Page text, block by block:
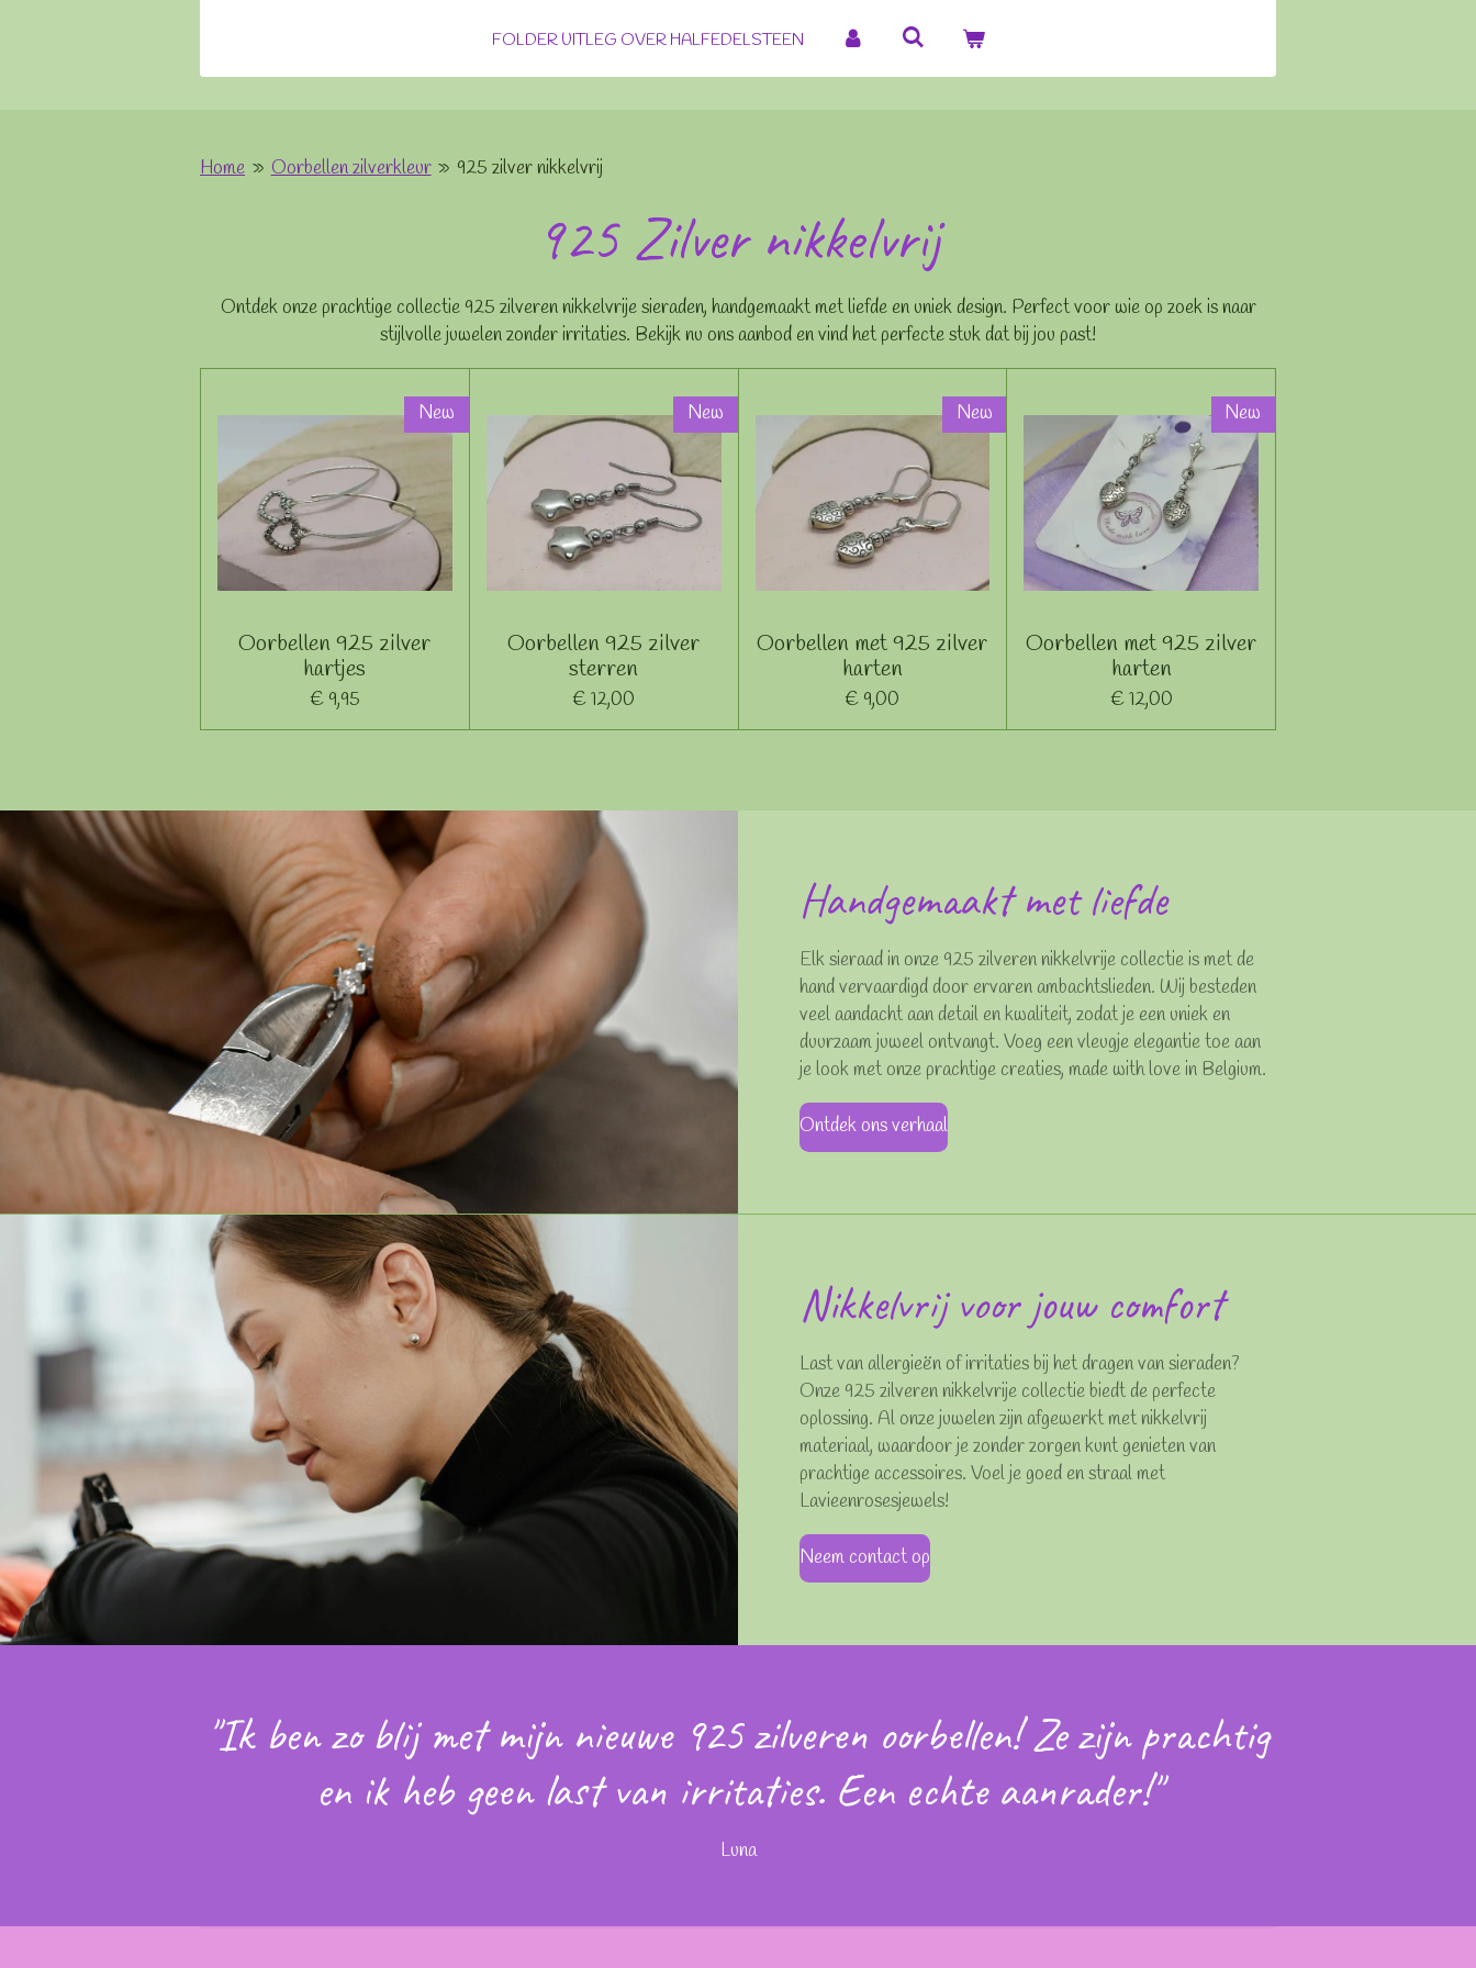
FOLDER UITLEG OVER HALFEDELSTEEN
Home » Oorbellen zilverkleur » 925 zilver nikkelvrij
925 Zilver nikkelvrij
Ontdek onze prachtige collectie 925 zilveren nikkelvrije sieraden, handgemaakt met liefde en uniek design. Perfect voor wie op zoek is naar
stijlvolle juwelen zonder irritaties. Bekijk nu ons aanbod en vind het perfecte stuk dat bij jou past!
New
Oorbellen 925 zilver
hartjes
€ 9,95
New
Oorbellen 925 zilver
sterren
€ 12,00
New
Oorbellen met 925 zilver
harten
€ 9,00
New
Oorbellen met 925 zilver
harten
€ 12,00
Handgemaakt met liefde
Elk sieraad in onze 925 zilveren nikkelvrije collectie is met de
hand vervaardigd door ervaren ambachtslieden. Wij besteden
veel aandacht aan detail en kwaliteit, zodat je een uniek en
duurzaam juweel ontvangt. Voeg een vleugje elegantie toe aan
je look met onze prachtige creaties, made with love in Belgium.
Ontdek ons verhaal
Nikkelvrij voor jouw comfort
Last van allergieën of irritaties bij het dragen van sieraden?
Onze 925 zilveren nikkelvrije collectie biedt de perfecte
oplossing. Al onze juwelen zijn afgewerkt met nikkelvrij
materiaal, waardoor je zonder zorgen kunt genieten van
prachtige accessoires. Voel je goed en straal met
Lavieenrosesjewels!
Neem contact op
"Ik ben zo blij met mijn nieuwe 925 zilveren oorbellen! Ze zijn prachtig
en ik heb geen last van irritaties. Een echte aanrader!"
Luna